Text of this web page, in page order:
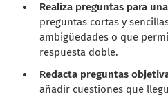
Realiza preguntas para
preguntas cortas y
ambigüedades o que
respuesta doble.
Redacta preguntas
añadir cuestiones que